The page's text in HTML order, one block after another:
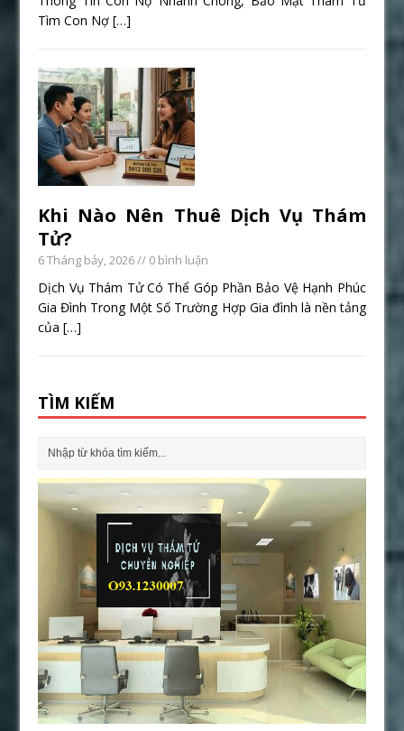
Tìm Con Nợ[…]
Khi Nào Nên Thuê Dịch Vụ Thám
Tử?
6 Tháng bảy, 2026// 0 bình luận
Dịch Vụ Thám Tử Có Thể Góp Phần Bảo Vệ Hạnh Phúc
Gia Đình Trong Một Số Trường Hợp Gia đình là nền tảng
của[…]
TÌM KIẾM